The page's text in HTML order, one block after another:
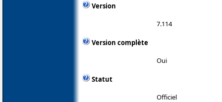
Version
7.114
Version complète
Oui
Statut
Officiel